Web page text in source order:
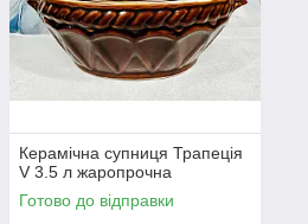
Керамічна супниця Трапеція
V 3.5 л жаропрочна
Готово до відправки